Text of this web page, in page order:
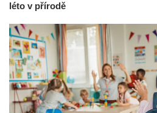
léto v přírodě